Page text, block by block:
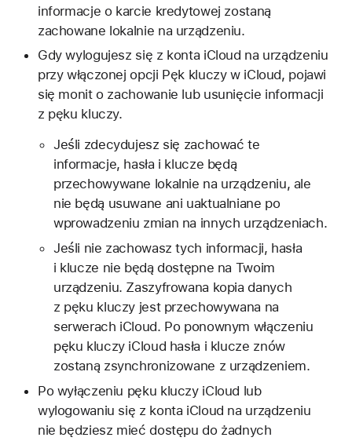
informacje o karcie kredytowej zostaną
zachowane lokalnie na urządzeniu.
Gdy wylogujesz się z konta iCloud na urządzeniu
przy włączonej opcji Pęk kluczy w iCloud, pojawi
się monit o zachowanie lub usunięcie informacji
z pęku kluczy.
Jeśli zdecydujesz się zachować te
informacje, hasła i klucze będą
przechowywane lokalnie na urządzeniu, ale
nie będą usuwane ani uaktualniane po
wprowadzeniu zmian na innych urządzeniach.
Jeśli nie zachowasz tych informacji, hasła
i klucze nie będą dostępne na Twoim
urządzeniu. Zaszyfrowana kopia danych
z pęku kluczy jest przechowywana na
serwerach iCloud. Po ponownym włączeniu
pęku kluczy iCloud hasła i klucze znów
zostaną zsynchronizowane z urządzeniem.
Po wyłączeniu pęku kluczy iCloud lub
wylogowaniu się z konta iCloud na urządzeniu
nie będziesz mieć dostępu do żadnych